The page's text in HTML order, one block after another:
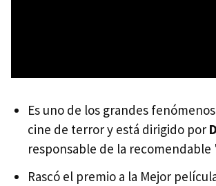
Es uno de los grandes
cine de terror y está dirigido por
responsable de la recomendable
Rascó el premio a la Mejor